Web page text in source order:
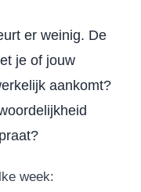
er weinig. De
je of jouw
aankomt?
week: